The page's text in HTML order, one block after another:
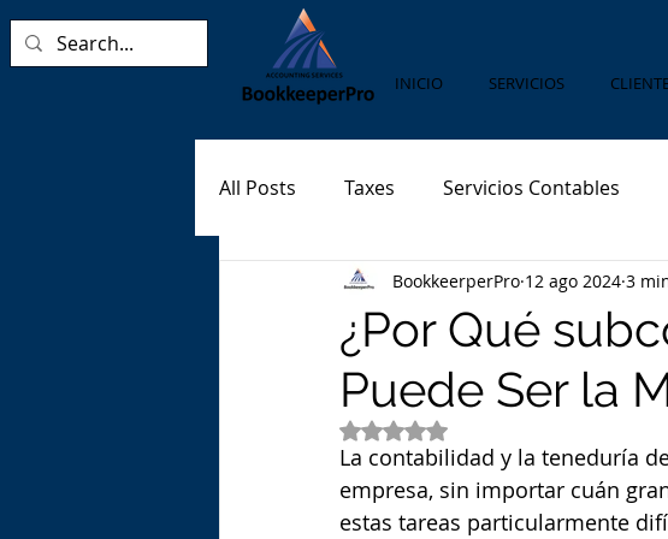
INICIO SERVICIOS
All Posts Taxes Servicios Contables
Impuestos corporativos Payroll
Comunidad Finanzas Personales
¿Por Qué
Puede Ser la
BookkeerperPro 12 ago 2024 3
Obtuvo NaN de 5 estrellas.
La contabilidad y la teneduría
empresa, sin importar cuán
estas tareas particularmente